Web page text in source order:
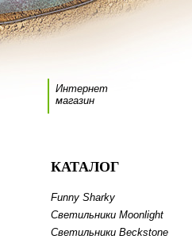
Интернет
магазин
КАТАЛОГ
Funny Sharky
Светильники Moonlight
Светильники Beckstone